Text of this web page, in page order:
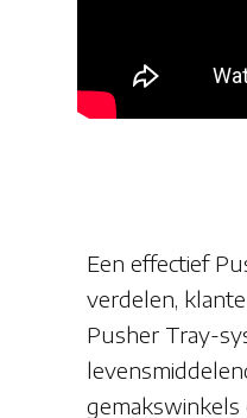
Een effectief
verdelen,
Pusher Tray-
gemakswinkels